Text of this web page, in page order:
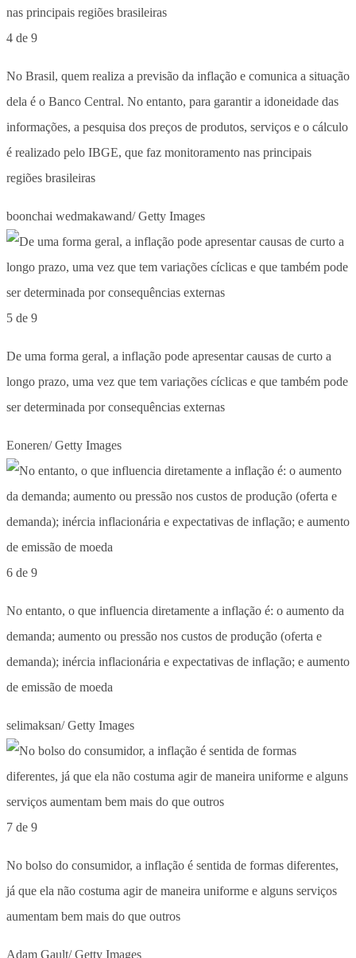
4 de 9
No Brasil, quem realiza a previsão da inflação e comunica a situação
dela é o Banco Central. No entanto, para garantir a idoneidade das
informações, a pesquisa dos preços de produtos, serviços e o cálculo
é realizado pelo IBGE, que faz monitoramento nas principais
regiões brasileiras
boonchai wedmakawand/ Getty Images
5 de 9
De uma forma geral, a inflação pode apresentar causas de curto a
longo prazo, uma vez que tem variações cíclicas e que também pode
ser determinada por consequências externas
Eoneren/ Getty Images
6 de 9
No entanto, o que influencia diretamente a inflação é: o aumento da
demanda; aumento ou pressão nos custos de produção (oferta e
demanda); inércia inflacionária e expectativas de inflação; e aumento
de emissão de moeda
selimaksan/ Getty Images
7 de 9
No bolso do consumidor, a inflação é sentida de formas diferentes,
já que ela não costuma agir de maneira uniforme e alguns serviços
aumentam bem mais do que outros
Adam Gault/ Getty Images